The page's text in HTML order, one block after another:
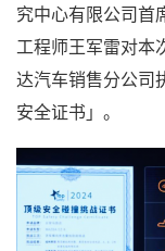
究中心有限公司首
工程师王军雷对本
达汽车销售分公司
安全证书」。